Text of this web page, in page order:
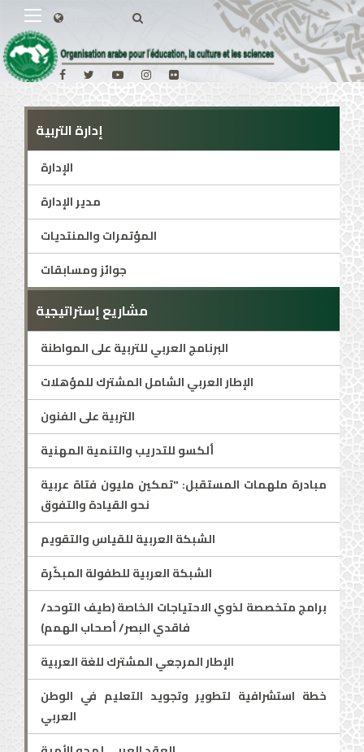
إدارة التربية
الإدارة
مدير الإدارة
المؤتمرات والمنتديات
جوائز ومسابقات
مشاريع إستراتيجية
البرنامج العربي للتربية على المواطنة
الإطار العربي الشامل المشترك للمؤهلات
التربية على الفنون
ألكسو للتدريب والتنمية المهنية
مبادرة ملهمات المستقبل: "تمكين مليون فتاة عربية
نحو القيادة والتفوق
الشبكة العربية للقياس والتقويم
الشبكة العربية للطفولة المبكّرة
برامج متخصصة لذوي الاحتياجات الخاصة (طيف التوحد/
فاقدي البصر/ أصحاب الهمم)
الإطار المرجعي المشترك للغة العربية
خطة استشرافية لتطوير وتجويد التعليم في الوطن
العربي